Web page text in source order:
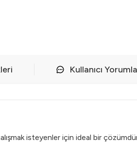
Kullanıcı
isteyenler için ideal bir